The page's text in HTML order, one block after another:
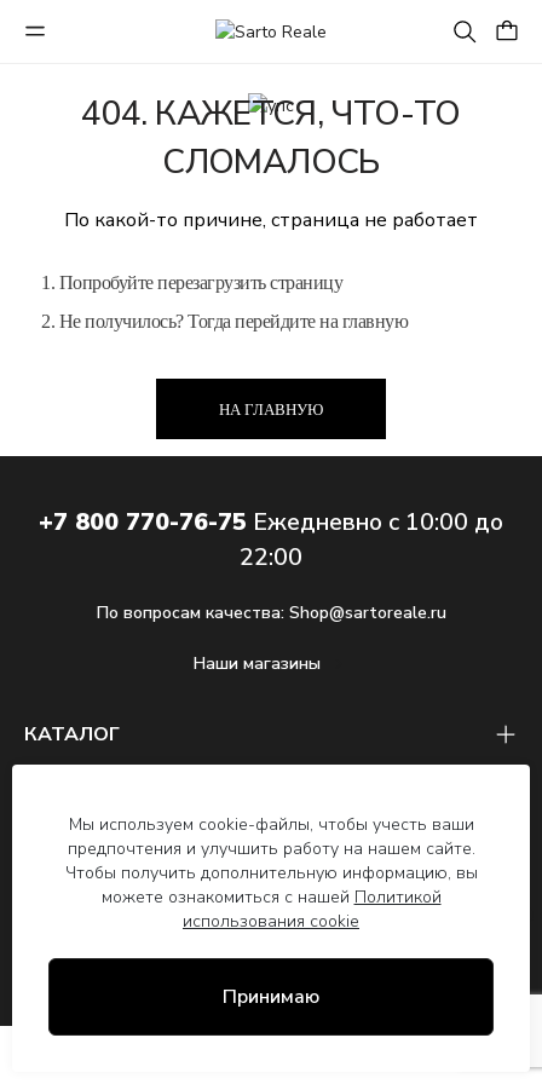
404. КАЖЕТСЯ, ЧТО-ТО
СЛОМАЛОСЬ
По какой-то причине, страница не работает
1. Попробуйте перезагрузить страницу
2. Не получилось? Тогда перейдите на главную
НА ГЛАВНУЮ
Мы используем cookie-файлы, чтобы учесть ваши
предпочтения и улучшить работу на нашем сайте.
Чтобы получить дополнительную информацию, вы
можете ознакомиться с нашей Политикой
использования cookie
Принимаю
КАТАЛОГ
О БРЕНДЕ
+7 800 770-76-75 Ежедневно с 10:00 до
22:00
По вопросам качества: Shop@sartoreale.ru
Наши магазины
2026 © SARTO REALE ООО ИП Чупов
ИНН 502503564995, г.Москва